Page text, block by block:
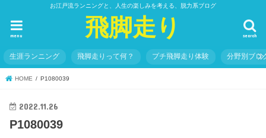
お江戸流ランニングと、人生の楽しみを考える、脱力系ブログ
飛脚走り search
menu
生涯ランニング 飛脚走りって何？ プチ飛脚走り体験 分野別ブロ
HOME P1080039
2022.11.26
P1080039